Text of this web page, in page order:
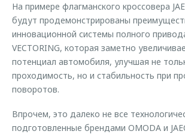
На примере флагманского кроссовера
будут продемонстрированы
инновационной системы полного
VECTORING, которая заметно
потенциал автомобиля, улучшая не
проходимость, но и стабильность при
поворотов.
Впрочем, это далеко не все
подготовленные брендами OMODA и